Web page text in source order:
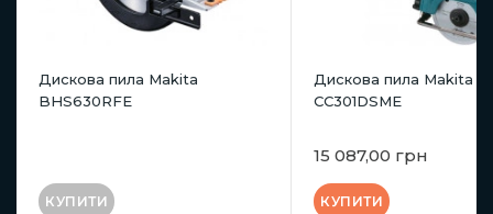
Дискова пила Makita
BHS630RFE
КУПИТИ
Дискова пила Makita
CC301DSME
15 087,00 грн
КУПИТИ